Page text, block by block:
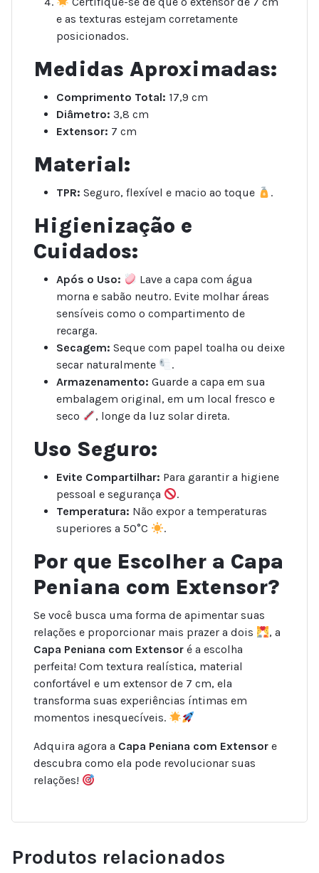
e as texturas estejam corretamente
posicionados.
Medidas Aproximadas:
Comprimento Total: 17,9 cm
Diâmetro: 3,8 cm
Extensor: 7 cm
Material:
TPR: Seguro, flexível e macio ao toque .
Higienização e
Cuidados:
Após o Uso:
Lave a capa com água
morna e sabão neutro. Evite molhar áreas
sensíveis como o compartimento de
recarga.
Secagem: Seque com papel toalha ou deixe
secar naturalmente
.
Armazenamento: Guarde a capa em sua
embalagem original, em um local fresco e
seco
, longe da luz solar direta.
Uso Seguro:
Evite Compartilhar: Para garantir a higiene
pessoal e segurança
.
Temperatura: Não expor a temperaturas
superiores a 50°C
.
Por que Escolher a Capa
Peniana com Extensor?
Se você busca uma forma de apimentar suas
relações e proporcionar mais prazer a dois
, a
Capa Peniana com Extensor é a escolha
perfeita! Com textura realística, material
confortável e um extensor de 7 cm, ela
transforma suas experiências íntimas em
momentos inesquecíveis.
Adquira agora a Capa Peniana com Extensor e
descubra como ela pode revolucionar suas
relações!
Produtos relacionados